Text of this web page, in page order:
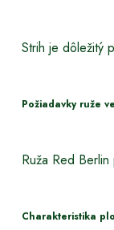
Strih je dôležitý
Požiadavky ruže
Ruža Red
Charakteristika